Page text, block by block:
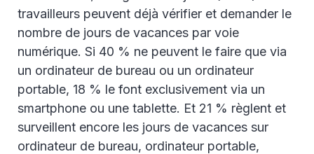
travailleurs peuvent déjà vérifier et demander le
nombre de jours de vacances par voie
numérique. Si 40 % ne peuvent le faire que via
un ordinateur de bureau ou un ordinateur
portable, 18 % le font exclusivement via un
smartphone ou une tablette. Et 21 % règlent et
surveillent encore les jours de vacances sur
ordinateur de bureau, ordinateur portable,